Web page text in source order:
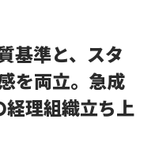
基準と、スタ
を両立。急成
理組織立ち上